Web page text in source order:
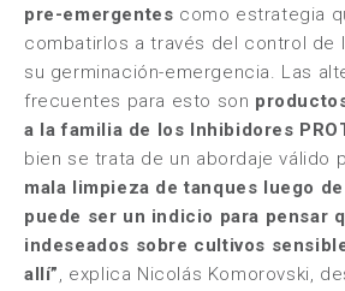
pre-emergentes como estrategia
combatirlos a través del control de
su germinación-emergencia. Las
frecuentes para esto son
a la familia de los Inhibidores
bien se trata de un abordaje válido
mala limpieza de tanques luego
puede ser un indicio para pensar
indeseados sobre cultivos
allí”, explica Nicolás Komorovski,